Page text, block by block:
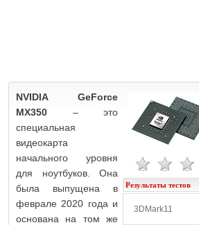
Результаты тестов
3DMark11
NVIDIA GeForce
MX350 – это
специальная
видеокарта
начального уровня
для ноутбуков. Она
была выпущена в
феврале 2020 года и
основана на том же